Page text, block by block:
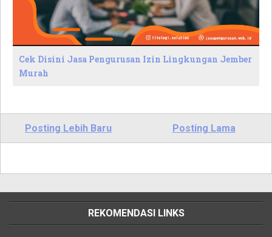
Cek Disini Jasa Pengurusan Izin Lingkungan Jember
Murah
Posting Lebih Baru Posting Lama
REKOMENDASI LINKS